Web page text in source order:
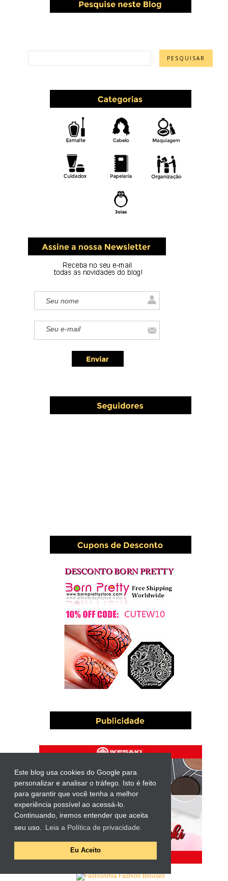
Este blog usa cookies do Google para
personalizar e analisar o tráfego. Isto é feito
para garantir que você tenha a melhor
experiência possível ao acessá-lo.
Continuando, iremos entender que aceita
seu uso.
Leia a Política de privacidade.
Eu Aceito